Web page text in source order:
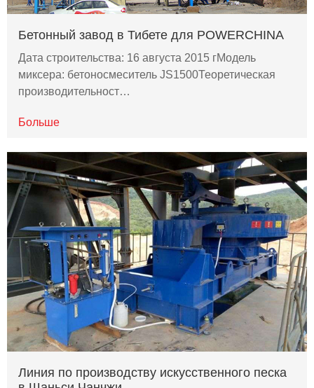
Бетонный завод в Тибете для POWERCHINA
Дата строительства: 16 августа 2015 гМодель
миксера: бетоносмеситель JS1500Теоретическая
производительност…
Больше
Линия по производству искусственного песка